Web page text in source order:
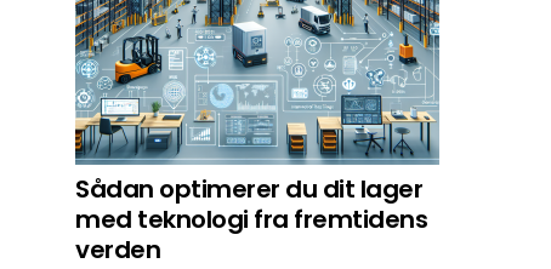
Sådan optimerer du dit lager
med teknologi fra fremtidens
verden